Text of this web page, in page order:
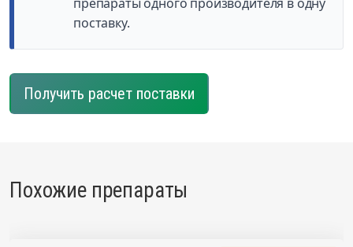
препараты одного производителя в одну
поставку.
Получить расчет поставки
Похожие препараты